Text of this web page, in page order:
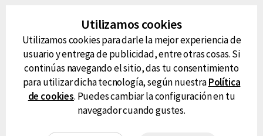
FM Tu
RG Deportiva
Classic FM
Utilizamos cookies
Utilizamos cookies para darle la mejor experiencia de
usuario y entrega de publicidad, entre otras cosas. Si
continúas navegando el sitio, das tu consentimiento
para utilizar dicha tecnología, según nuestraPolítica
de cookies. Puedes cambiar la configuración en tu
navegador cuando gustes.